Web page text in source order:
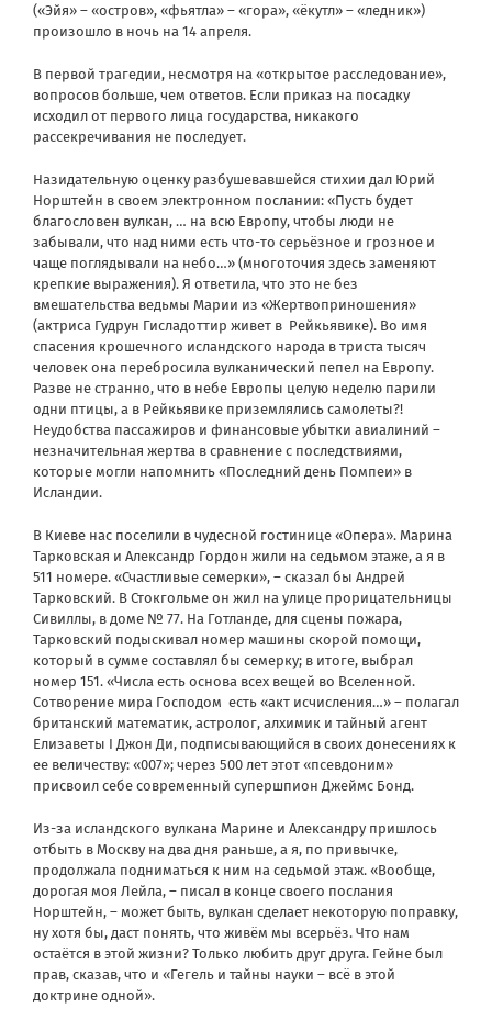
(«Эйя» – «остров», «фьятла» – «гора», «ёкутл» – «ледник»)
произошло в ночь на 14 апреля.
В первой трагедии, несмотря на «открытое расследование»,
вопросов больше, чем ответов. Если приказ на посадку
исходил от первого лица государства, никакого
рассекречивания не последует.
Назидательную оценку разбушевавшейся стихии дал Юрий
Норштейн в своем электронном послании: «Пусть будет
благословен вулкан, … на всю Европу, чтобы люди не
забывали, что над ними есть что-то серьёзное и грозное и
чаще поглядывали на небо…» (многоточия здесь заменяют
крепкие выражения). Я ответила, что это не без
вмешательства ведьмы Марии из «Жертвоприношения»
(актриса Гудрун Гисладоттир живет в Рейкьявике). Во имя
спасения крошечного исландского народа в триста тысяч
человек она перебросила вулканический пепел на Европу.
Разве не странно, что в небе Европы целую неделю парили
одни птицы, а в Рейкьявике приземлялись самолеты?!
Неудобства пассажиров и финансовые убытки авиалиний –
незначительная жертва в сравнение с последствиями,
которые могли напомнить «Последний день Помпеи» в
Исландии.
В Киеве нас поселили в чудесной гостинице «Опера». Марина
Тарковская и Александр Гордон жили на седьмом этаже, а я в
511 номере. «Счастливые семерки», – сказал бы Андрей
Тарковский. В Стокгольме он жил на улице прорицательницы
Сивиллы, в доме № 77. На Готланде, для сцены пожара,
Тарковский подыскивал номер машины скорой помощи,
который в сумме составлял бы семерку; в итоге, выбрал
номер 151. «Числа есть основа всех вещей во Вселенной.
Сотворение мира Господом есть «акт исчисления…» – полагал
британский математик, астролог, алхимик и тайный агент
Елизаветы I Джон Ди, подписывающийся в своих донесениях к
ее величеству: «007»; через 500 лет этот «псевдоним»
присвоил себе современный супершпион Джеймс Бонд.
Из-за исландского вулкана Марине и Александру пришлось
отбыть в Москву на два дня раньше, а я, по привычке,
продолжала подниматься к ним на седьмой этаж. «Вообще,
дорогая моя Лейла, – писал в конце своего послания
Норштейн, – может быть, вулкан сделает некоторую поправку,
ну хотя бы, даст понять, что живём мы всерьёз. Что нам
остаётся в этой жизни? Только любить друг друга. Гейне был
прав, сказав, что и «Гегель и тайны науки – всё в этой
доктрине одной».